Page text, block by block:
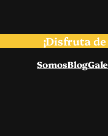
¡Disfruta
SomosBlog